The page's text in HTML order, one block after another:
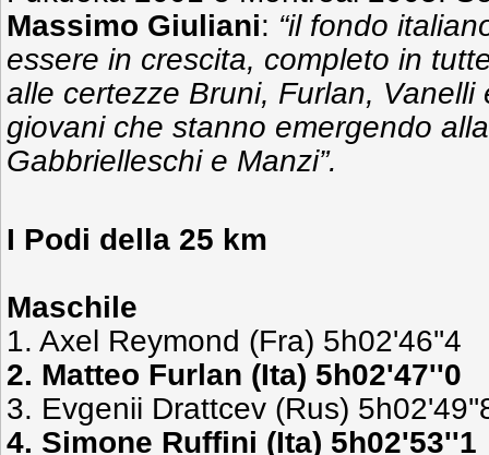
Massimo Giuliani: “il fondo
essere in crescita, completo in
alle certezze Bruni, Furlan, Vanelli
giovani che stanno emergendo
Gabbrielleschi e Manzi”.
I Podi della 25 km
Maschile
1. Axel Reymond (Fra) 5h02'46''4
2. Matteo Furlan (Ita) 5h02'47''0
3. Evgenii Drattcev (Rus)
4. Simone Ruffini (Ita) 5h02'53''1